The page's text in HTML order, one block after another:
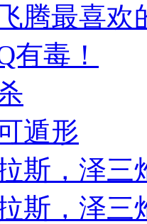
腾最喜欢
有毒！
遁形
斯，泽三
斯，泽三